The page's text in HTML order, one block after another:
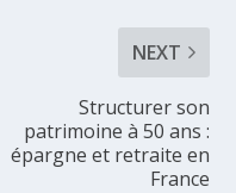
NEXT
Structurer son
patrimoine à 50 ans :
épargne et retraite en
France